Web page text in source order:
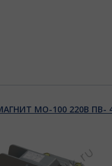
МО-100 220В ПВ-